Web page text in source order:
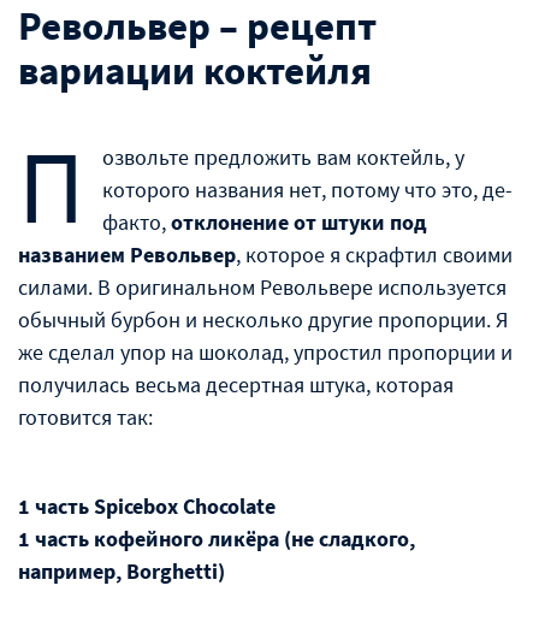
Револьвер – рецепт
вариации коктейля
П
озвольте предложить вам коктейль, у
которого названия нет, потому что это, де-
факто,отклонение от штуки под
названием Револьвер, которое я скрафтил своими
силами. В оригинальном Револьвере используется
обычный бурбон и несколько другие пропорции. Я
же сделал упор на шоколад, упростил пропорции и
получилась весьма десертная штука, которая
готовится так:
1 часть Spicebox Chocolate
1 часть кофейного ликёра (не сладкого,
например, Borghetti)